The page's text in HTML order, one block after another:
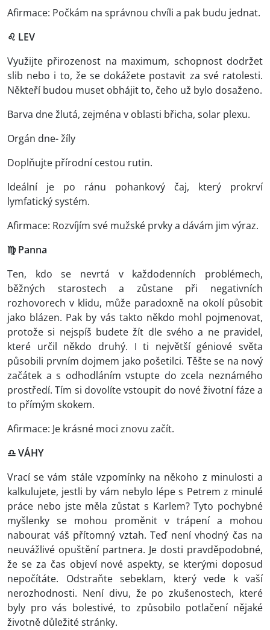
Afirmace: Počkám na správnou chvíli a pak budu jednat.
♌ LEV
Využijte přirozenost na maximum, schopnost dodržet
slib nebo i to, že se dokážete postavit za své ratolesti.
Někteří budou muset obhájit to, čeho už bylo dosaženo.
Barva dne žlutá, zejména v oblasti břicha, solar plexu.
Orgán dne- žíly
Doplňujte přírodní cestou rutin.
Ideální je po ránu pohankový čaj, který prokrví
lymfatický systém.
Afirmace: Rozvíjím své mužské prvky a dávám jim výraz.
♍ Panna
Ten, kdo se nevrtá v každodenních problémech,
běžných starostech a zůstane při negativních
rozhovorech v klidu, může paradoxně na okolí působit
jako blázen. Pak by vás takto někdo mohl pojmenovat,
protože si nejspíš budete žít dle svého a ne pravidel,
které určil někdo druhý. I ti největší géniové světa
působili prvním dojmem jako pošetilci. Těšte se na nový
začátek a s odhodláním vstupte do zcela neznámého
prostředí. Tím si dovolíte vstoupit do nové životní fáze a
to přímým skokem.
Afirmace: Je krásné moci znovu začít.
♎ VÁHY
Vrací se vám stále vzpomínky na někoho z minulosti a
kalkulujete, jestli by vám nebylo lépe s Petrem z minulé
práce nebo jste měla zůstat s Karlem? Tyto pochybné
myšlenky se mohou proměnit v trápení a mohou
nabourat váš přítomný vztah. Teď není vhodný čas na
neuvážlivé opuštění partnera. Je dosti pravděpodobné,
že se za čas objeví nové aspekty, se kterými doposud
nepočítáte. Odstraňte sebeklam, který vede k vaší
nerozhodnosti. Není divu, že po zkušenostech, které
byly pro vás bolestivé, to způsobilo potlačení nějaké
životně důležité stránky.